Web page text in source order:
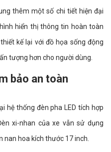
thêm một số chi tiết hiện đại
hiển thị thông tin hoàn toàn
kế lại với đồ họa sống động
tượng hơn cho người dùng.
bảo an toàn
hệ thống đèn pha LED tích hợp
xi-nhan của xe vẫn sử dụng
nan hoa kích thước 17 inch.